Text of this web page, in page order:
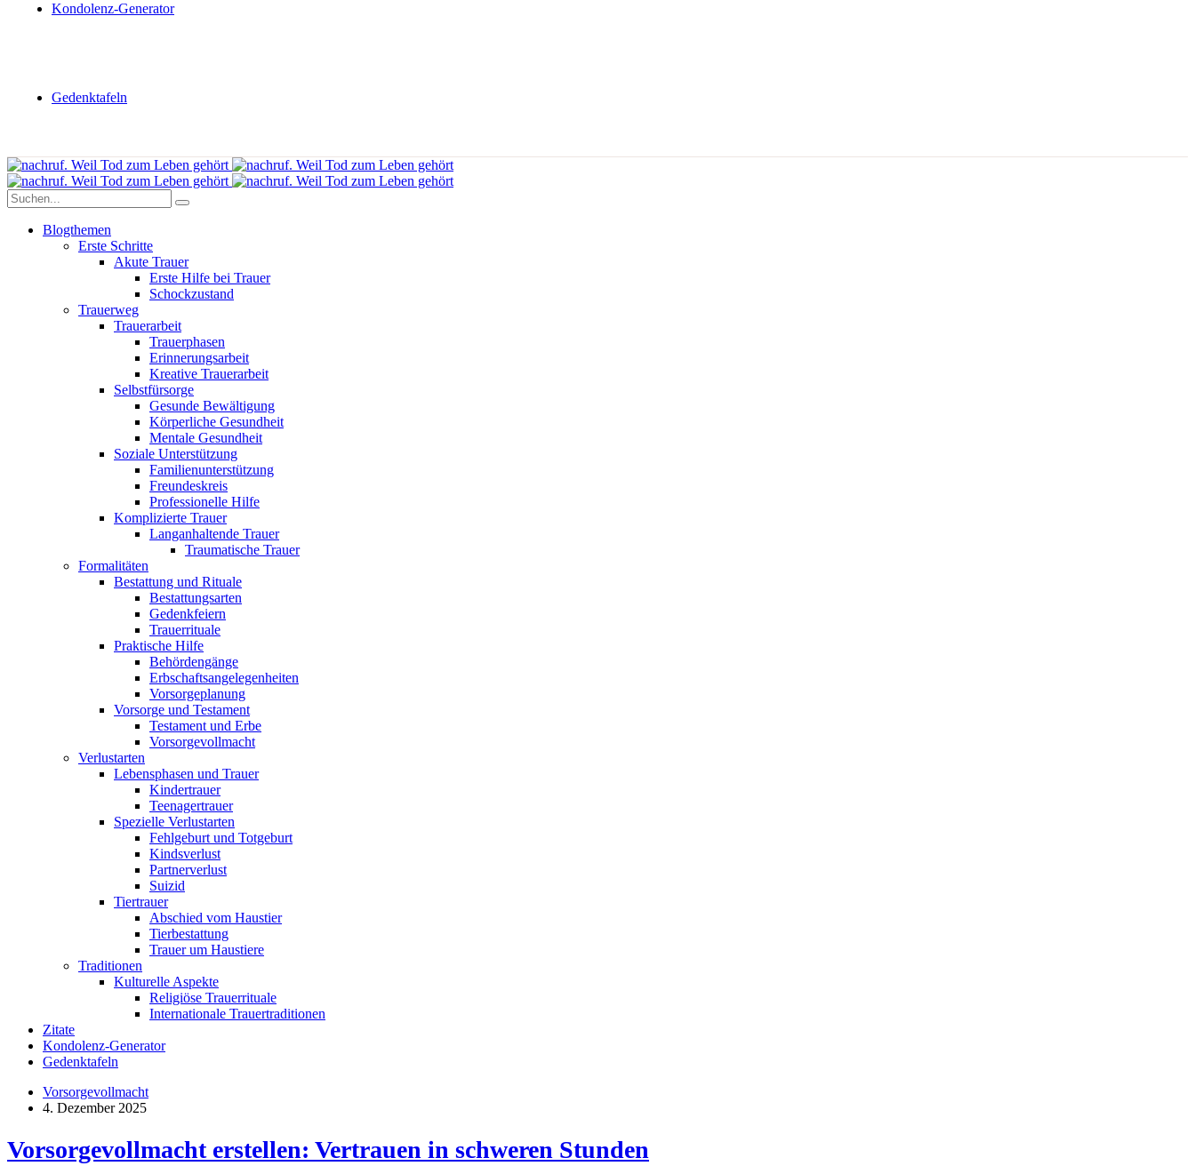
Kondolenz-Generator
Gedenktafeln
Blogthemen
Erste Schritte
Akute Trauer
Erste Hilfe bei Trauer
Schockzustand
Trauerweg
Trauerarbeit
Trauerphasen
Erinnerungsarbeit
Kreative Trauerarbeit
Selbstfürsorge
Gesunde Bewältigung
Körperliche Gesundheit
Mentale Gesundheit
Soziale Unterstützung
Familienunterstützung
Freundeskreis
Professionelle Hilfe
Komplizierte Trauer
Langanhaltende Trauer
Traumatische Trauer
Formalitäten
Bestattung und Rituale
Bestattungsarten
Gedenkfeiern
Trauerrituale
Praktische Hilfe
Behördengänge
Erbschaftsangelegenheiten
Vorsorgeplanung
Vorsorge und Testament
Testament und Erbe
Vorsorgevollmacht
Verlustarten
Lebensphasen und Trauer
Kindertrauer
Teenagertrauer
Spezielle Verlustarten
Fehlgeburt und Totgeburt
Kindsverlust
Partnerverlust
Suizid
Tiertrauer
Abschied vom Haustier
Tierbestattung
Trauer um Haustiere
Traditionen
Kulturelle Aspekte
Religiöse Trauerrituale
Internationale Trauertraditionen
Zitate
Kondolenz-Generator
Gedenktafeln
Vorsorgevollmacht
4. Dezember 2025
Vorsorgevollmacht erstellen: Vertrauen in schweren Stunden